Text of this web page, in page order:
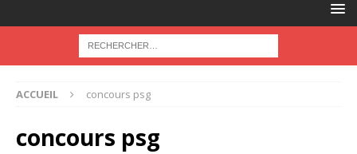
ACCUEIL concours psg
concours psg